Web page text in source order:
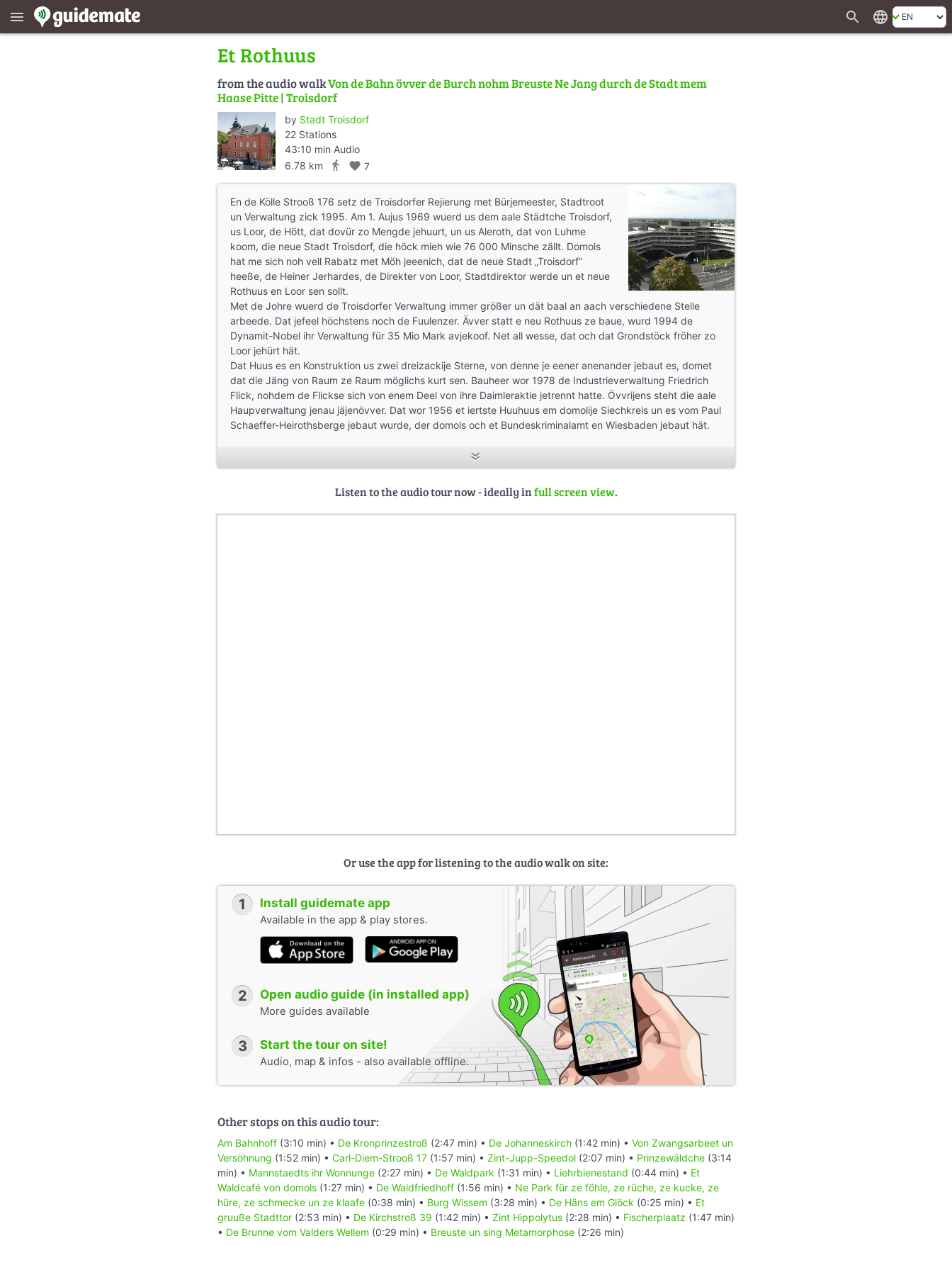
menu search language
Et Rothuus
from the audio walkVon de Bahn övver de Burch nohm Breuste Ne Jang durch de Stadt mem
Haase Pitte | Troisdorf
by Stadt Troisdorf
22 Stations
43:10 min Audio
6.78 km
directions_walk favorite 7
En de Kölle Strooß 176 setz de Troisdorfer Rejierung met Bürjemeester, Stadtroot
un Verwaltung zick 1995. Am 1. Aujus 1969 wuerd us dem aale Städtche Troisdorf,
us Loor, de Hött, dat dovür zo Mengde jehuurt, un us Aleroth, dat von Luhme
koom, die neue Stadt Troisdorf, die höck mieh wie 76 000 Minsche zällt. Domols
hat me sich noh vell Rabatz met Möh jeeenich, dat de neue Stadt „Troisdorf“
heeße, de Heiner Jerhardes, de Direkter von Loor, Stadtdirektor werde un et neue
Rothuus en Loor sen sollt.
Met de Johre wuerd de Troisdorfer Verwaltung immer größer un dät baal an aach verschiedene Stelle
arbeede. Dat jefeel höchstens noch de Fuulenzer. Ävver statt e neu Rothuus ze baue, wurd 1994 de
Dynamit-Nobel ihr Verwaltung für 35 Mio Mark avjekoof. Net all wesse, dat och dat Grondstöck fröher zo
Loor jehürt hät.
Dat Huus es en Konstruktion us zwei dreizackije Sterne, von denne je eener anenander jebaut es, domet
dat die Jäng von Raum ze Raum möglichs kurt sen. Bauheer wor 1978 de Industrieverwaltung Friedrich
Flick, nohdem de Flickse sich von enem Deel von ihre Daimleraktie jetrennt hatte. Övvrijens steht die aale
Haupverwaltung jenau jäjenövver. Dat wor 1956 et iertste Huuhuus em domolije Siechkreis un es vom Paul
Schaeffer-Heirothsberge jebaut wurde, der domols och et Bundeskriminalamt en Wiesbaden jebaut hät.
Listen to the audio tour now - ideally infull screen view.
Or use the app for listening to the audio walk on site:
1 Install guidemate app
Available in the app & play stores.
2 Open audio guide (in installed app)
More guides available
3 Start the tour on site!
Audio, map & infos - also available offline.
Other stops on this audio tour:
Am Bahnhoff (3:10 min) • De Kronprinzestroß (2:47 min) • De Johanneskirch (1:42 min) • Von Zwangsarbeet un
Versöhnung (1:52 min) • Carl-Diem-Strooß 17 (1:57 min) • Zint-Jupp-Speedol (2:07 min) • Prinzewäldche (3:14
min) • Mannstaedts ihr Wonnunge (2:27 min) • De Waldpark (1:31 min) • Liehrbienestand (0:44 min) • Et
Waldcafé von domols (1:27 min) • De Waldfriedhoff (1:56 min) • Ne Park für ze föhle, ze rüche, ze kucke, ze
hüre, ze schmecke un ze klaafe (0:38 min) • Burg Wissem (3:28 min) • De Häns em Glöck (0:25 min) • Et
gruuße Stadttor (2:53 min) • De Kirchstroß 39 (1:42 min) • Zint Hippolytus (2:28 min) • Fischerplaatz (1:47 min)
• De Brunne vom Valders Wellem (0:29 min) • Breuste un sing Metamorphose (2:26 min)